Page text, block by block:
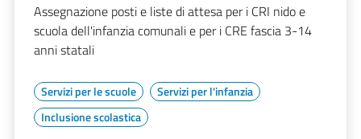
Assegnazione posti e liste di attesa per i CRI nido e
scuola dell'infanzia comunali e per i CRE fascia 3-14
anni statali
Servizi per le scuole
Servizi per l'infanzia
Inclusione scolastica